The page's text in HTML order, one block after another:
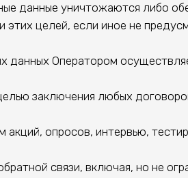
данные уничтожаются либо
целей, если иное не
данных Оператором
заключения любых
опросов, интервью,
связи, включая, но не